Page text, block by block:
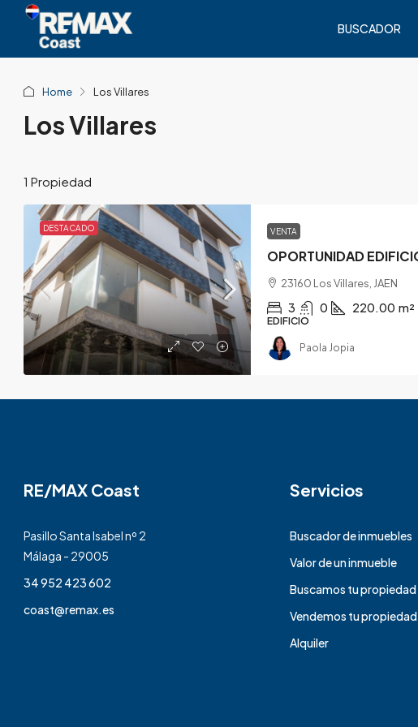
BUSCADOR
Home Los Villares
Los Villares
1 Propiedad
DESTACADO VENTA
23160 Los Villares, JAEN
3 0 220.00 m²
EDIFICIO
Paola Jopia
RE/MAX Coast
Pasillo Santa Isabel nº 2
Málaga - 29005
34 952 423 602
coast@remax.es
Servicios
Buscador de inmuebles
Valor de un inmueble
Buscamos tu propiedad
Vendemos tu propiedad
Alquiler